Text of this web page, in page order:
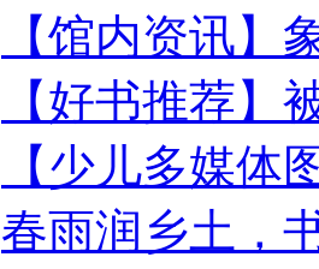
【馆内资讯】
【好书推荐】
【少儿多媒体
春雨润乡土